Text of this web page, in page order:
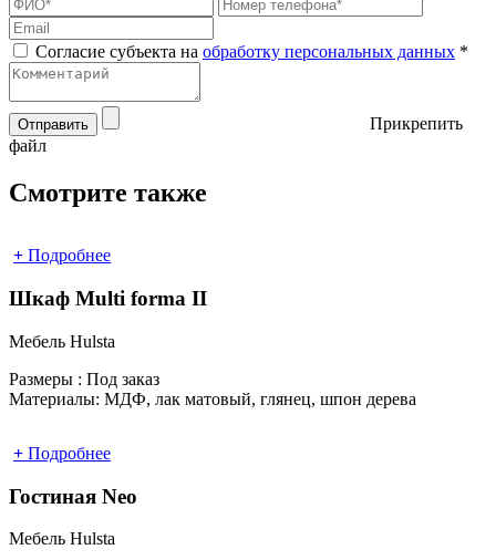
Согласие субъекта на обработку персональных данных *
Отправить
Прикрепить
файл
Смотрите также
+ Подробнее
Шкаф Multi forma II
Мебель Hulsta
Размеры : Под заказ
Материалы: МДФ, лак матовый, глянец, шпон дерева
+ Подробнее
Гостиная Neo
Мебель Hulsta